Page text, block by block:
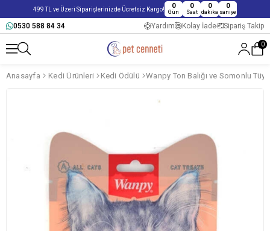
499 TL ve Üzeri Siparişlerinizde Ücretsiz Kargo! 0
Gün
0
Saat
0
dakika
0
saniye
0530 588 84 34 Yardım Kolay İade Sipariş Takip
0
Anasayfa Kedi Ürünleri Kedi Ödülü